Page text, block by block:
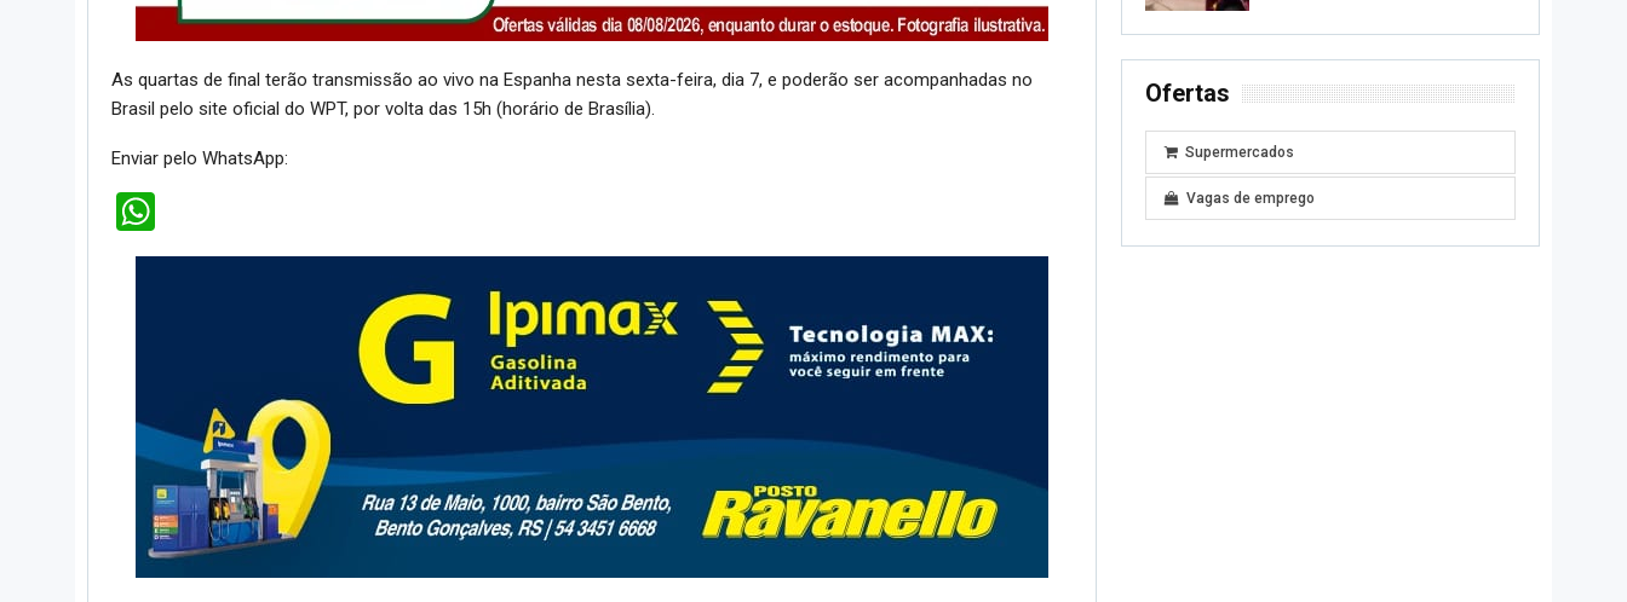
As quartas de final terão transmissão ao vivo na Espanha nesta sexta-feira, dia 7, e poderão ser acompanhadas no
Brasil pelo site oficial do WPT, por volta das 15h (horário de Brasília).
Enviar pelo WhatsApp:
Ofertas
Supermercados
Vagas de emprego